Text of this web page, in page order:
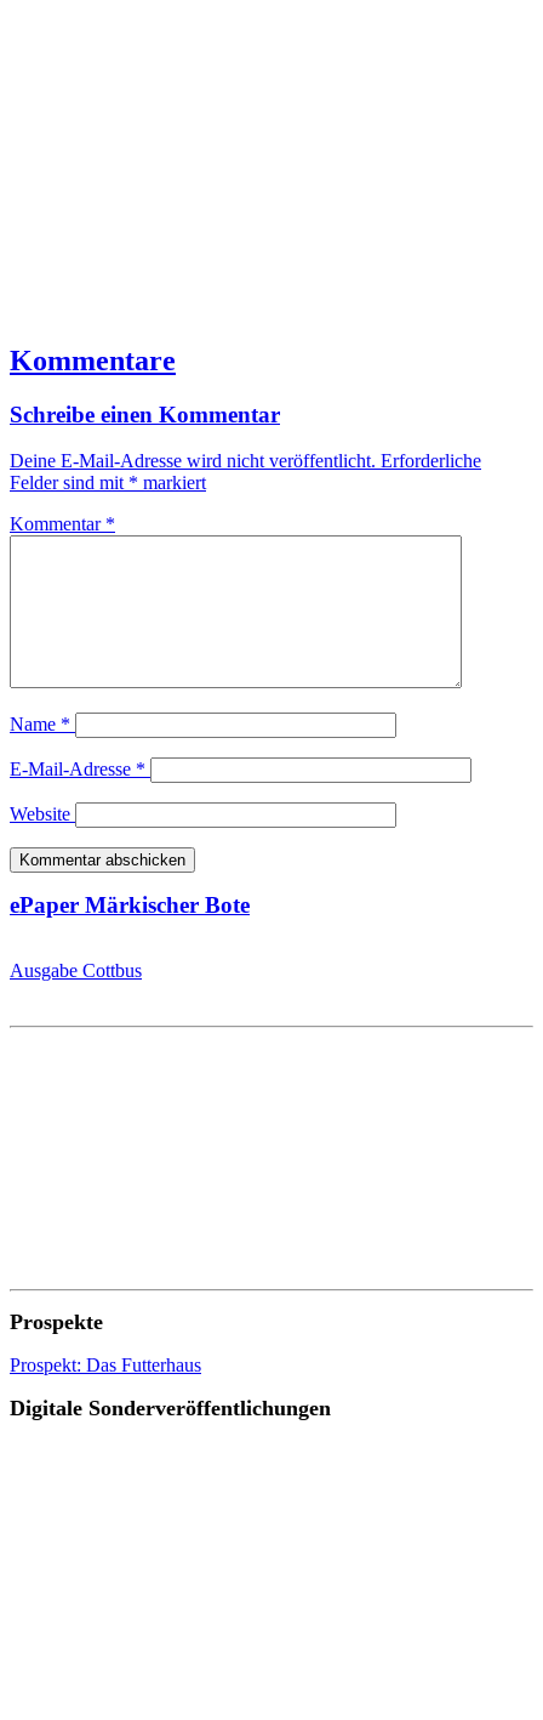
Kommentare
Schreibe einen Kommentar
Deine E-Mail-Adresse wird nicht veröffentlicht. Erforderliche
Felder sind mit * markiert
Kommentar *
Name *
E-Mail-Adresse *
Website
ePaper Märkischer Bote
Ausgabe Cottbus
Prospekte
Prospekt: Das Futterhaus
Digitale Sonderveröffentlichungen